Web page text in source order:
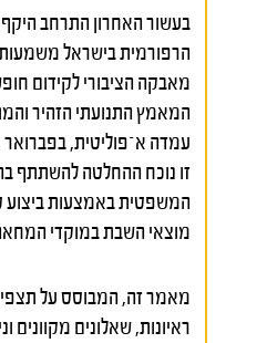
בעשור האחרון התרחב
הרפורמית בישראל
מאבקה הציבורי לקידום
המאמץ התנועתי הזהיר
זו נוכח ההחלטה להשתתף
המשפטית באמצעות ביצוע
מוצאי השבת במוקדי
מאמר זה, המבוסס על
ראיונות, שאלונים מקוונים